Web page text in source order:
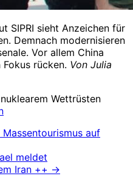
SIPRI sieht Anzeichen für
Demnach modernisieren
Vor allem China
rücken. Von Julia
Wettrüsten
auf
meldet
Iran ++ →